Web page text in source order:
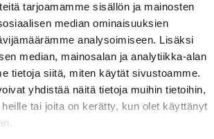
tarjoamamme sisällön ja mainosten
median ominaisuuksien
analysoimiseen. Lisäksi
median, mainosalan ja analytiikka-alan
tietoja siitä, miten käytät sivustoamme.
yhdistää näitä tietoja muihin tietoihin,
tai joita on kerätty, kun olet käyttänyt